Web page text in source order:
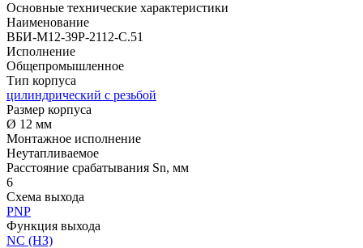
Основные технические характеристики
Наименование
ВБИ-М12-39Р-2112-С.51
Исполнение
Общепромышленное
Тип корпуса
цилиндрический с резьбой
Размер корпуса
Ø 12 мм
Монтажное исполнение
Неутапливаемое
Расстояние срабатывания Sn, мм
6
Схема выхода
PNP
Функция выхода
NC (НЗ)